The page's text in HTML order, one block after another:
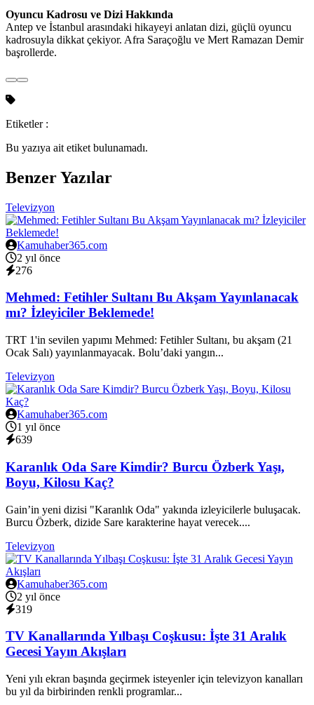
Oyuncu Kadrosu ve Dizi Hakkında
Antep ve İstanbul arasındaki hikayeyi anlatan dizi, güçlü oyuncu
kadrosuyla dikkat çekiyor. Afra Saraçoğlu ve Mert Ramazan Demir
başrollerde.
Etiketler :
Bu yazıya ait etiket bulunamadı.
Benzer Yazılar
Televizyon
Kamuhaber365.com
2 yıl önce
276
Mehmed: Fetihler Sultanı Bu Akşam Yayınlanacak
mı? İzleyiciler Beklemede!
TRT 1'in sevilen yapımı Mehmed: Fetihler Sultanı, bu akşam (21
Ocak Salı) yayınlanmayacak. Bolu’daki yangın...
Televizyon
Kamuhaber365.com
1 yıl önce
639
Karanlık Oda Sare Kimdir? Burcu Özberk Yaşı,
Boyu, Kilosu Kaç?
Gain’in yeni dizisi "Karanlık Oda" yakında izleyicilerle buluşacak.
Burcu Özberk, dizide Sare karakterine hayat verecek....
Televizyon
Kamuhaber365.com
2 yıl önce
319
TV Kanallarında Yılbaşı Coşkusu: İşte 31 Aralık
Gecesi Yayın Akışları
Yeni yılı ekran başında geçirmek isteyenler için televizyon kanalları
bu yıl da birbirinden renkli programlar...